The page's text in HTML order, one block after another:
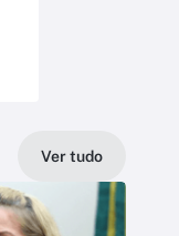
Ver tudo